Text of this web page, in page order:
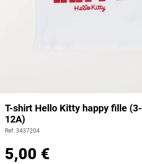
T-shirt Hello Kitty happy fille (3-
12A)
Ref. 3437204
5,00 €